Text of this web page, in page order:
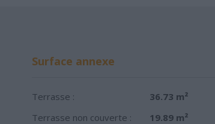
Surface annexe
Terrasse :
36.73 m²
Terrasse non couverte :
19.89 m²